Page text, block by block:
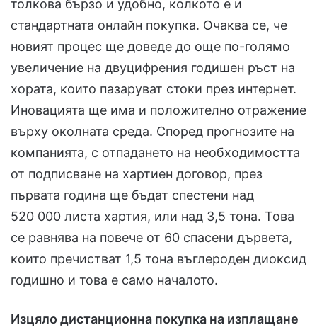
толкова бързо и удобно, колкото е и
стандартната онлайн покупка. Очаква се, че
новият процес ще доведе до още по-голямо
увеличение на двуцифрения годишен ръст на
хората, които пазаруват стоки през интернет.
Иновацията ще има и положително отражение
върху околната среда. Според прогнозите на
компанията, с отпадането на необходимостта
от подписване на хартиен договор, през
първата година ще бъдат спестени над
520 000 листа хартия, или над 3,5 тона. Това
се равнява на повече от 60 спасени дървета,
които пречистват 1,5 тона въглероден диоксид
годишно и това е само началото.
Изцяло дистанционна покупка на изплащане